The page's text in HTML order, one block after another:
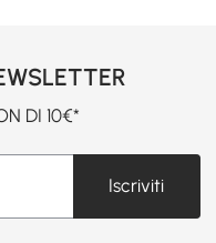
DI 10€*
Iscriviti